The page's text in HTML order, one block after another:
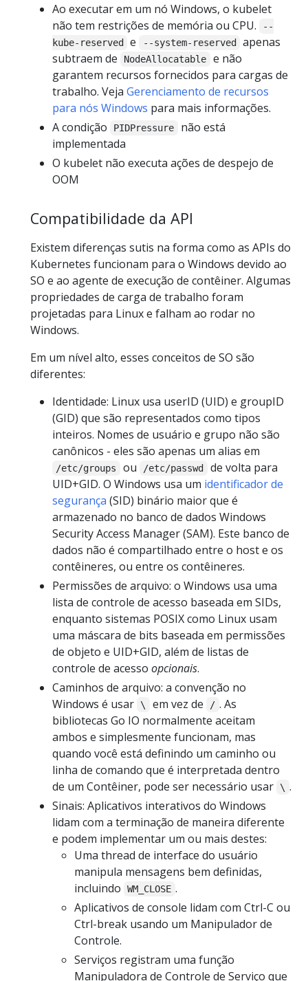
Ao executar em um nó Windows, o kubelet
não tem restrições de memória ou CPU.
--
kube-reserved
e --system-reserved
apenas
subtraem de
NodeAllocatable
e não
garantem recursos fornecidos para cargas de
trabalho. Veja Gerenciamento de recursos
para nós Windows para mais informações.
A condição
PIDPressure
não está
implementada
O kubelet não executa ações de despejo de
OOM
Compatibilidade da API
Existem diferenças sutis na forma como as APIs do
Kubernetes funcionam para o Windows devido ao
SO e ao agente de execução de contêiner. Algumas
propriedades de carga de trabalho foram
projetadas para Linux e falham ao rodar no
Windows.
Em um nível alto, esses conceitos de SO são
diferentes:
Identidade: Linux usa userID (UID) e groupID
(GID) que são representados como tipos
inteiros. Nomes de usuário e grupo não são
canônicos - eles são apenas um alias em
/etc/groups ou /etc/passwd
de volta para
UID+GID. O Windows usa um identificador de
segurança (SID) binário maior que é
armazenado no banco de dados Windows
Security Access Manager (SAM). Este banco de
dados não é compartilhado entre o host e os
contêineres, ou entre os contêineres.
Permissões de arquivo: o Windows usa uma
lista de controle de acesso baseada em SIDs,
enquanto sistemas POSIX como Linux usam
uma máscara de bits baseada em permissões
de objeto e UID+GID, além de listas de
controle de acesso opcionais.
Caminhos de arquivo: a convenção no
Windows é usar
\ em vez de / . As
bibliotecas Go IO normalmente aceitam
ambos e simplesmente funcionam, mas
quando você está definindo um caminho ou
linha de comando que é interpretada dentro
de um Contêiner, pode ser necessário usar
\ .
Sinais: Aplicativos interativos do Windows
lidam com a terminação de maneira diferente
e podem implementar um ou mais destes:
Uma thread de interface do usuário
manipula mensagens bem definidas,
incluindo
WM_CLOSE .
Aplicativos de console lidam com Ctrl-C ou
Ctrl-break usando um Manipulador de
Controle.
Serviços registram uma função
Manipuladora de Controle de Serviço que